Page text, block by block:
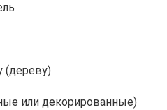
(дереву)
или декорированные)